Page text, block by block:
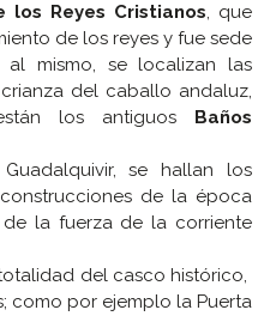
los Reyes Cristianos, que
de los reyes y fue sede
mismo, se localizan las
del caballo andaluz,
los antiguos Baños
se hallan los
de la época
la fuerza de la corriente
del casco histórico,
como por ejemplo la Puerta